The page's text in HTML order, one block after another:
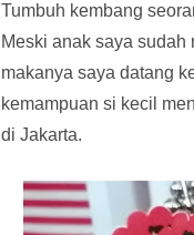
Tumbuh kembang
Meski anak saya
makanya saya datang
kemampuan si kecil
di Jakarta.